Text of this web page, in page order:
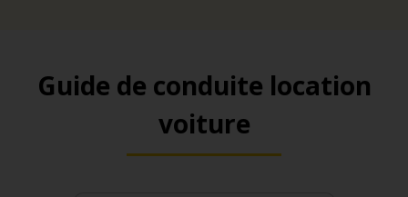
Guide de conduite location
voiture